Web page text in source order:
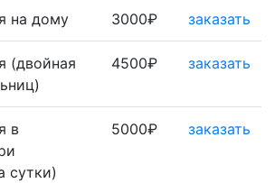
на дому 3000₽ заказать
(двойная
4500₽ заказать
в
сутки)
5000₽ заказать